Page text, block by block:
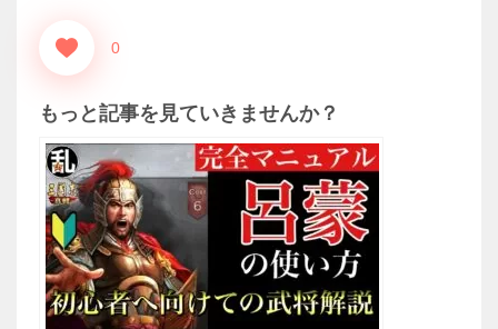
0
もっと記事を見ていきませんか？